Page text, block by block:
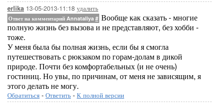
erlika 13-05-2013-11:18 удалить
Ответ на комментарий Annataliya # Вообще как сказать - многие
полную жизнь без вызова и не представляют, без хобби -
тоже.
У меня была бы полная жизнь, если бы я смогла
путешествовать с рюкзаком по горам-долам в дикой
природе. Почти без комфортабельных (и не очень)
гостиниц. Но увы, по причинам, от меня не зависящим, я
этого делать не могу.
Обратиться - Ответить - К полной версии